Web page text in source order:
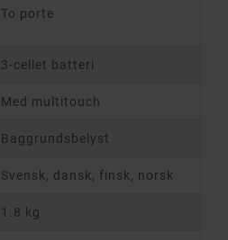
To porte
3-cellet batteri
Med multitouch
Baggrundsbelyst
Svensk, dansk, finsk, norsk
1.8 kg